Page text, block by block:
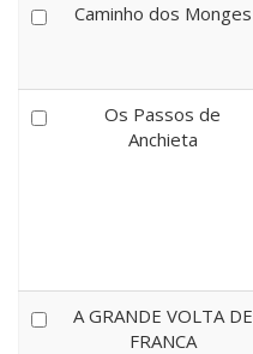
Caminho dos Monges
Os Passos de
Anchieta
A GRANDE VOLTA DE
FRANCA